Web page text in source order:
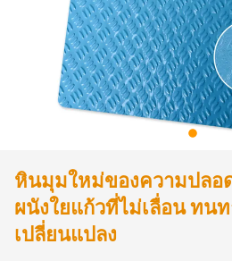
หินมุมใหม่ของความปลอ
ผนังใยแก้วที่ไม่เลื่อน ทน
เปลี่ยนแปลง